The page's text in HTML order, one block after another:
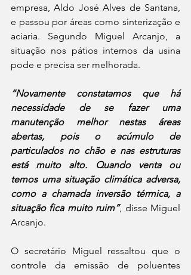
empresa, Aldo José Alves de Santana,
e passou por áreas como sinterização e
aciaria. Segundo Miguel Arcanjo, a
situação nos pátios internos da usina
pode e precisa ser melhorada.
“Novamente constatamos que há
necessidade de se fazer uma
manutenção melhor nestas áreas
abertas, pois o acúmulo de
particulados no chão e nas estruturas
está muito alto. Quando venta ou
temos uma situação climática adversa,
como a chamada inversão térmica, a
situação fica muito ruim”, disse Miguel
Arcanjo.
O secretário Miguel ressaltou que o
controle da emissão de poluentes